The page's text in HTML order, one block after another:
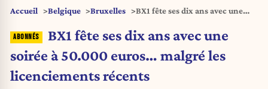
Accueil Belgique Bruxelles
BX1 fête ses dix ans avec une
les licenciements récents
BX1 fête ses dix ans avec une
soirée à 50.000 euros… malgré les
licenciements récents